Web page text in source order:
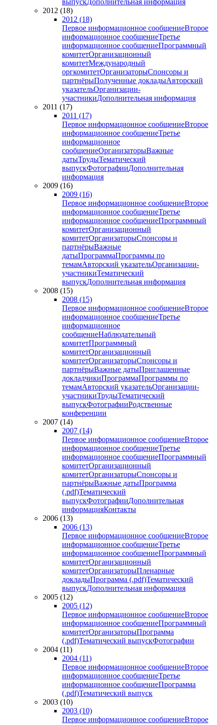
выпускДополнительная информация
2012 (18)
2012 (18)
Первое информационное сообщениеВторое
информационное сообщениеТретье
информационное сообщениеПрограммный
комитетОрганизационный
комитетМеждународный
оргкомитетОрганизаторыСпонсоры и
партнёрыПолученные докладыАвторский
указательОрганизации-
участникиДополнительная информация
2011 (17)
2011 (17)
Первое информационное сообщениеВторое
информационное сообщениеТретье
информационное
сообщениеОрганизаторыВажные
датыТрудыТематический
выпускФотографииДополнительная
информация
2009 (16)
2009 (16)
Первое информационное сообщениеВторое
информационное сообщениеТретье
информационное сообщениеПрограммный
комитетОрганизационный
комитетОрганизаторыСпонсоры и
партнёрыВажные
датыПрограммаПрограммы по
темамАвторский указательОрганизации-
участникиТематический
выпускДополнительная информация
2008 (15)
2008 (15)
Первое информационное сообщениеВторое
информационное сообщениеТретье
информационное
сообщениеНаблюдательный
комитетПрограммный
комитетОрганизационный
комитетОрганизаторыСпонсоры и
партнёрыВажные датыПриглашенные
докладчикиПрограммаПрограммы по
темамАвторский указательОрганизации-
участникиТрудыТематический
выпускФотографииРодственные
конференции
2007 (14)
2007 (14)
Первое информационное сообщениеВторое
информационное сообщениеТретье
информационное сообщениеПрограммный
комитетОрганизационный
комитетОрганизаторыСпонсоры и
партнёрыВажные датыПрограмма
(.pdf)Тематический
выпускФотографииДополнительная
информацияКонтакты
2006 (13)
2006 (13)
Первое информационное сообщениеВторое
информационное сообщениеТретье
информационное сообщениеПрограммный
комитетОрганизационный
комитетОрганизаторыПленарные
докладыПрограмма (.pdf)Тематический
выпускДополнительная информация
2005 (12)
2005 (12)
Первое информационное сообщениеВторое
информационное сообщениеПрограммный
комитетОрганизаторыПрограмма
(.pdf)Тематический выпускФотографии
2004 (11)
2004 (11)
Первое информационное сообщениеВторое
информационное сообщениеТретье
информационное сообщениеПрограмма
(.pdf)Тематический выпуск
2003 (10)
2003 (10)
Первое информационное сообщениеВторое